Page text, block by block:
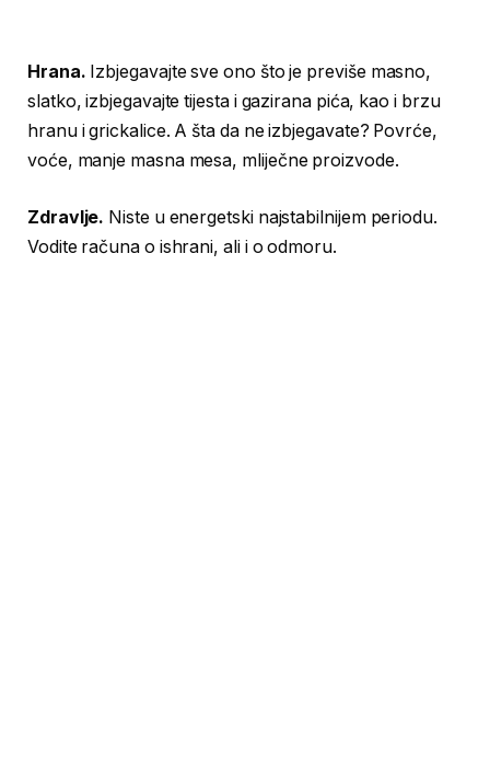
Hrana. Izbjegavajte sve ono što je previše masno,
slatko, izbjegavajte tijesta i gazirana pića, kao i brzu
hranu i grickalice. A šta da ne izbjegavate? Povrće,
voće, manje masna mesa, mliječne proizvode.
Zdravlje. Niste u energetski najstabilnijem periodu.
Vodite računa o ishrani, ali i o odmoru.